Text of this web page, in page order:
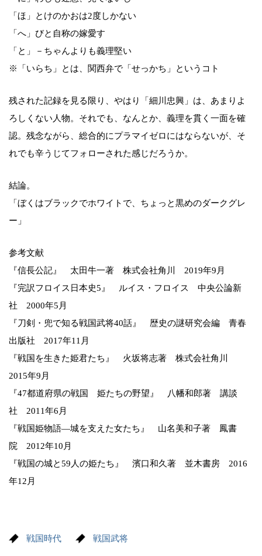
「ほ」とけのかおは2度しかない
「へ」びと自称の嫁愛す
「と」－ちゃんよりも義理堅い
※「いらち」とは、関西弁で「せっかち」というコト
残された記録を見る限り、やはり「細川忠興」は、あまりよ
ろしくない人物。それでも、なんとか、義理を貫く一面を確
認。残念ながら、総合的にプラマイゼロにはならないが、そ
れでも辛うじてフォローされた感じだろうか。
結論。
「ぼくはブラックでホワイトで、ちょっと黒めのダークグレ
ー」
参考文献
『信長公記』 太田牛一著 株式会社角川 2019年9月
『完訳フロイス日本史5』 ルイス・フロイス 中央公論新
社 2000年5月
『刀剣・兜で知る戦国武将40話』 歴史の謎研究会編 青春
出版社 2017年11月
『戦国を生きた姫君たち』 火坂将志著 株式会社角川
2015年9月
『47都道府県の戦国 姫たちの野望』 八幡和郎著 講談
社 2011年6月
『戦国姫物語―城を支えた女たち』 山名美和子著 鳳書
院 2012年10月
『戦国の城と59人の姫たち』 濱口和久著 並木書房 2016
年12月
戦国時代 戦国武将